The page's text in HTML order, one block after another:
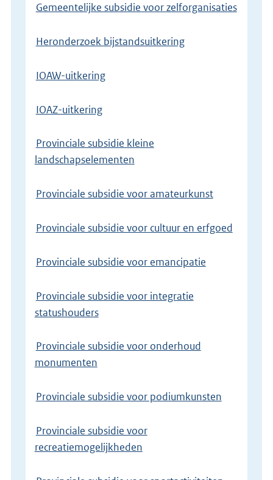
Gemeentelijke subsidie voor zelforganisaties
Heronderzoek bijstandsuitkering
IOAW-uitkering
IOAZ-uitkering
Provinciale subsidie kleine
landschapselementen
Provinciale subsidie voor amateurkunst
Provinciale subsidie voor cultuur en erfgoed
Provinciale subsidie voor emancipatie
Provinciale subsidie voor integratie
statushouders
Provinciale subsidie voor onderhoud
monumenten
Provinciale subsidie voor podiumkunsten
Provinciale subsidie voor
recreatiemogelijkheden